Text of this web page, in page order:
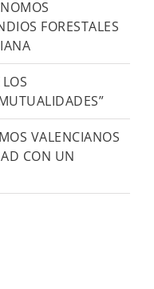
FORESTALES
VALENCIANOS
CON UN